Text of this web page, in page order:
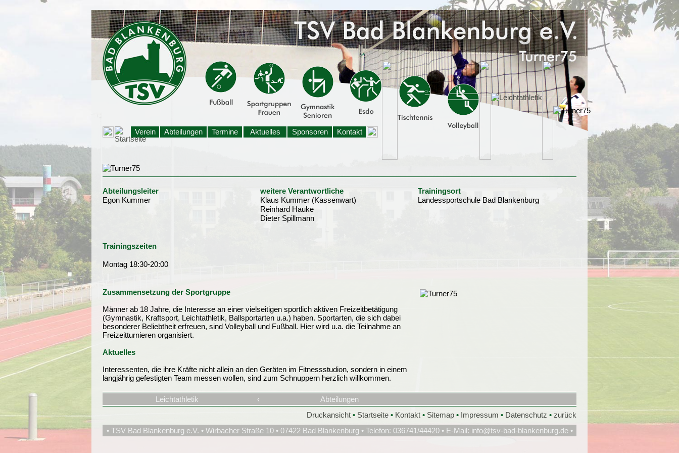
Verein Abteilungen Termine Aktuelles Sponsoren Kontakt
Abteilungsleiter weitere Verantwortliche
Trainingsort
Egon Kummer
Klaus Kummer (Kassenwart)
Landessportschule Bad Blankenburg
Reinhard Hauke
Dieter Spillmann
Trainingszeiten
Montag 18:30-20:00
Zusammensetzung der Sportgruppe
Männer ab 18 Jahre, die Interesse an einer vielseitigen sportlich aktiven Freizeitbetätigung
(Gymnastik, Kraftsport, Leichtathletik, Ballsportarten u.a.) haben. Sportarten, die sich dabei
besonderer Beliebtheit erfreuen, sind Volleyball und Fußball. Hier wird u.a. die Teilnahme an
Freizeitturnieren organisiert.
Aktuelles
Interessenten, die ihre Kräfte nicht allein an den Geräten im Fitnessstudion, sondern in einem
langjährig gefestigten Team messen wollen, sind zum Schnuppern herzlich willkommen.
Leichtathletik ‹
Abteilungen
Druckansicht • Startseite • Kontakt • Sitemap • Impressum • Datenschutz • zurück
• TSV Bad Blankenburg e.V. • Wirbacher Straße 10 • 07422 Bad Blankenburg • Telefon: 036741/44420 • E-Mail: info@tsv-bad-blankenburg.de•